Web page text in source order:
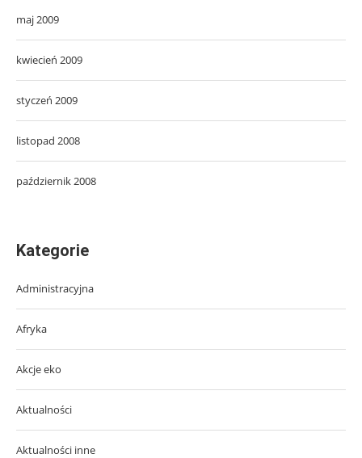
maj 2009
kwiecień 2009
styczeń 2009
listopad 2008
październik 2008
Kategorie
Administracyjna
Afryka
Akcje eko
Aktualności
Aktualności inne